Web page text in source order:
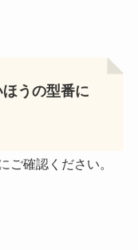
うの型番に
確認ください。